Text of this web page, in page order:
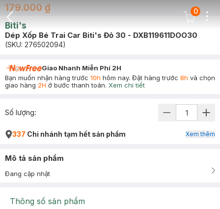
Back Icon
Cart Icon
0
179.000 ₫
Biti's
Dép Xốp Bé Trai Car Biti's Đỏ 30 - DXB119611DOO30
(SKU: 276502094)
Giao Nhanh Miễn Phí 2H
Bạn muốn nhận hàng trước 10h hôm nay. Đặt hàng trước 8h và chọn
giao hàng 2H ở bước thanh toán. Xem chi tiết
Số lượng:
337 Chi nhánh tạm hết sản phẩm Xem thêm
Mô tả sản phẩm
Đang cập nhật
Thông số sản phẩm